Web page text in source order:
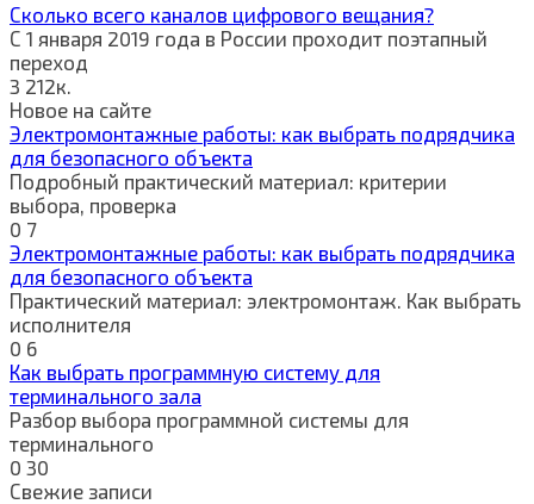
Сколько всего каналов цифрового вещания?
С 1 января 2019 года в России проходит поэтапный
переход
3 212к.
Новое на сайте
Электромонтажные работы: как выбрать подрядчика
для безопасного объекта
Подробный практический материал: критерии
выбора, проверка
0 7
Электромонтажные работы: как выбрать подрядчика
для безопасного объекта
Практический материал: электромонтаж. Как выбрать
исполнителя
0 6
Как выбрать программную систему для
терминального зала
Разбор выбора программной системы для
терминального
0 30
Свежие записи